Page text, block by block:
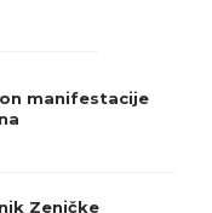
manifestacije
Zeničke